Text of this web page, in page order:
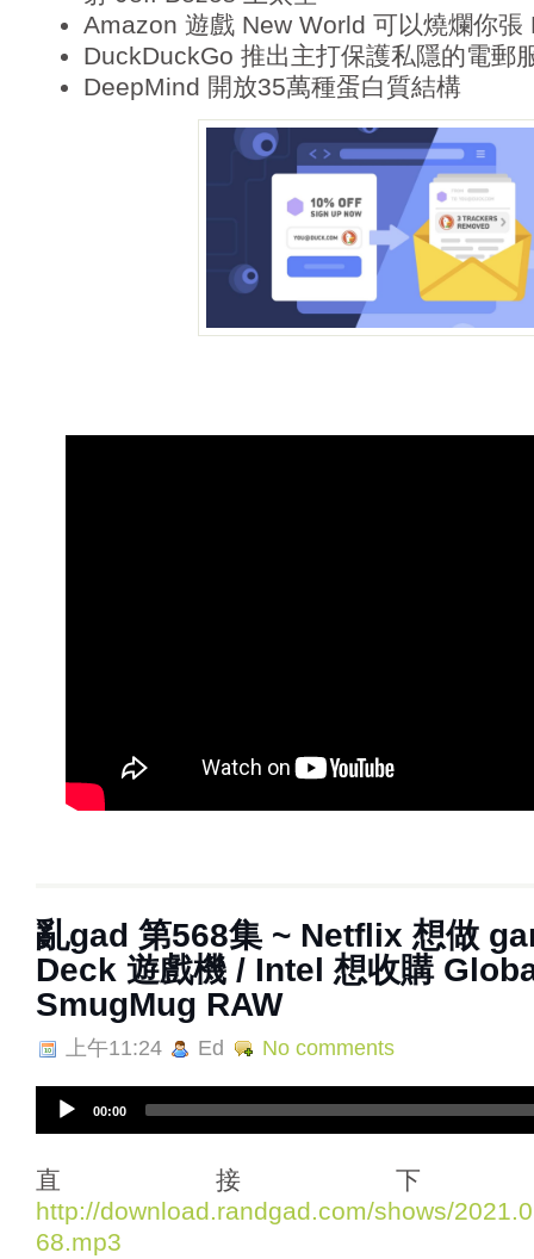
Amazon 遊戲 New World 可以燒爛你張
DuckDuckGo 推出主打保護私隱的電郵
DeepMind 開放35萬種蛋白質結構
亂‌‌‌gad‌‌‌ ‌‌‌‌‌第‌‌‌568集 ~ Netflix 想做
Deck 遊戲機 / Intel 想收購
SmugMug RAW
上午11:24 Ed No comments
i
o
P
l
00:00
直接
http://download.randgad.com/shows/
68.mp3